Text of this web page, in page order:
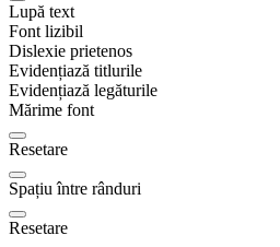
Lupă text
Font lizibil
Dislexie prietenos
Evidențiază titlurile
Evidențiază legăturile
Mărime font
Resetare
Spațiu între rânduri
Resetare